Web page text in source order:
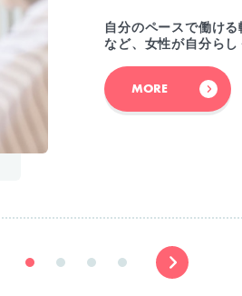
自分のペースで働け
など、女性が自分らし
MORE